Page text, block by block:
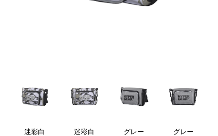
迷彩白 迷彩白 グレー グレー